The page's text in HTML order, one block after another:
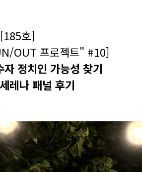
[185호]
OUT 프로젝트" #10]
정치인 가능성 찾기
레나 패널 후기